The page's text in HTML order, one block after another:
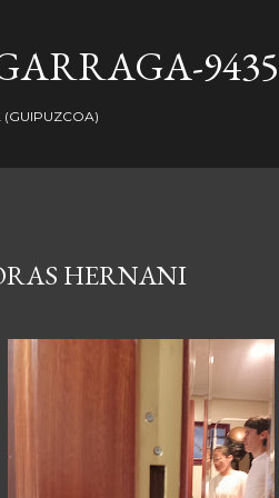
(GUIPUZCOA)
HERNANI